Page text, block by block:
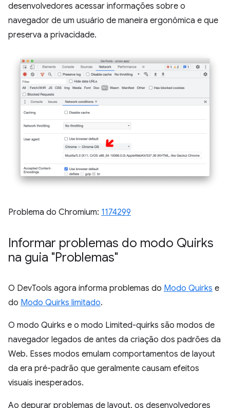
desenvolvedores acessar informações sobre o
navegador de um usuário de maneira ergonômica e que
preserva a privacidade.
Problema do Chromium: 1174299
Informar problemas do modo Quirks
na guia "Problemas"
O DevTools agora informa problemas do Modo Quirks e
do Modo Quirks limitado.
O modo Quirks e o modo Limited-quirks são modos de
navegador legados de antes da criação dos padrões da
Web. Esses modos emulam comportamentos de layout
da era pré-padrão que geralmente causam efeitos
visuais inesperados.
Ao depurar problemas de layout, os desenvolvedores